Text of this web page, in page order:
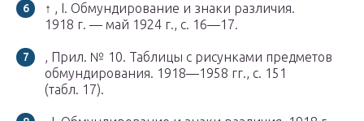
↑ , I. Обмундирование и знаки различия.
1918 г. — май 1924 г., с. 16—17.
, Прил. № 10. Таблицы с рисунками предметов
обмундирования. 1918—1958 гг., с. 151
(табл. 17).